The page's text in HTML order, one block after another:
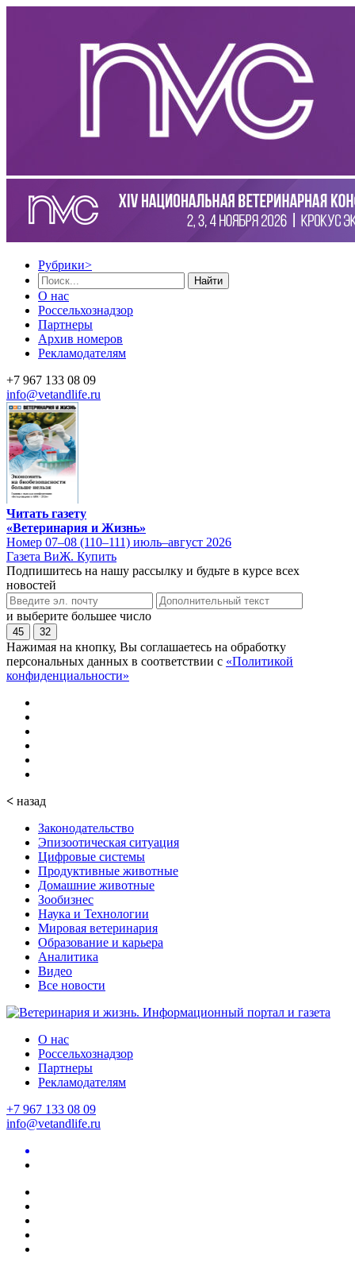
Рубрики>
Найти
О нас
Россельхознадзор
Партнеры
Архив номеров
Рекламодателям
+7 967 133 08 09
info@vetandlife.ru
Читать газету
«Ветеринария и Жизнь»
Номер 07–08 (110–111) июль–август 2026
Газета ВиЖ. Купить
Подпишитесь на нашу рассылку и будьте в курсе всех
новостей
и выберите большее число
45 32
Нажимая на кнопку, Вы соглашаетесь на обработку
персональных данных в соответствии с «Политикой
конфиденциальности»
< назад
Законодательство
Эпизоотическая ситуация
Цифровые системы
Продуктивные животные
Домашние животные
Зообизнес
Наука и Технологии
Мировая ветеринария
Образование и карьера
Аналитика
Видео
Все новости
О нас
Россельхознадзор
Партнеры
Рекламодателям
+7 967 133 08 09
info@vetandlife.ru